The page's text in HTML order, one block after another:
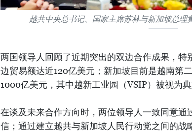
越共中央总书记、国家主席苏林与新加坡总理
两国领导人回顾了近期突出的双边合作成果，
边贸易额达近120亿美元；新加坡目前是越南第
1000亿美元，其中越新工业园（VSIP）被视为典
在谈及未来合作方向时，两位领导人一致同意通
信；通过建立越共与新加坡人民行动党之间的战